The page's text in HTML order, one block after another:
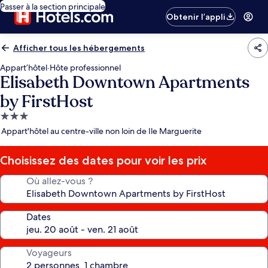
Passer à la section principale
Obtenir l’appli
Afficher tous les hébergements
Appart’hôtel·Hôte professionnel
Elisabeth Downtown Apartments
by FirstHost
Hébergement
3.0 étoiles
Appart'hôtel au centre-ville non loin de Ile Marguerite
Choisissez des dates pour voir les prix
Où allez-vous ?
Dates
Voyageurs